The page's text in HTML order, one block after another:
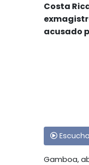
Costa
acusado
Escucha
Gamboa,